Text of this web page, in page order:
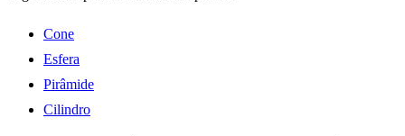
Cone
Esfera
Pirâmide
Cilindro